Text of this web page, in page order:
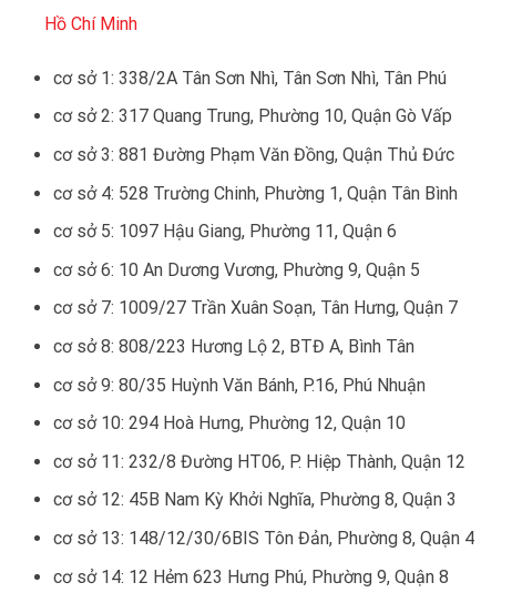
Hồ Chí Minh
cơ sở 1: 338/2A Tân Sơn Nhì, Tân Sơn Nhì, Tân Phú
cơ sở 2: 317 Quang Trung, Phường 10, Quận Gò Vấp
cơ sở 3: 881 Đường Phạm Văn Đồng, Quận Thủ Đức
cơ sở 4: 528 Trường Chinh, Phường 1, Quận Tân Bình
cơ sở 5: 1097 Hậu Giang, Phường 11, Quận 6
cơ sở 6: 10 An Dương Vương, Phường 9, Quận 5
cơ sở 7: 1009/27 Trần Xuân Soạn, Tân Hưng, Quận 7
cơ sở 8: 808/223 Hương Lộ 2, BTĐ A, Bình Tân
cơ sở 9: 80/35 Huỳnh Văn Bánh, P.16, Phú Nhuận
cơ sở 10: 294 Hoà Hưng, Phường 12, Quận 10
cơ sở 11: 232/8 Đường HT06, P. Hiệp Thành, Quận 12
cơ sở 12: 45B Nam Kỳ Khởi Nghĩa, Phường 8, Quận 3
cơ sở 13: 148/12/30/6BIS Tôn Đản, Phường 8, Quận 4
cơ sở 14: 12 Hẻm 623 Hưng Phú, Phường 9, Quận 8